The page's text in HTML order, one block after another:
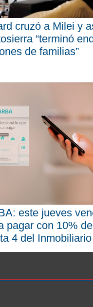
cruzó a Milei y
“terminó
de familias”
este jueves
pagar con 10%
4 del